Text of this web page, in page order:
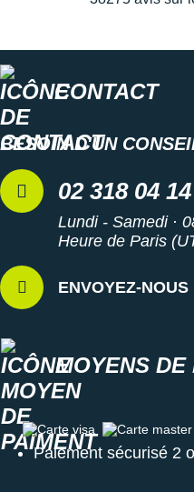
CONTACT
BESOIN D'UN
02 318 04 14
Lundi - Samedi ·
Heure de Paris
ENVOYEZ-
MOYENS DE
Carte visa Carte master
Paiement sécurisé 2